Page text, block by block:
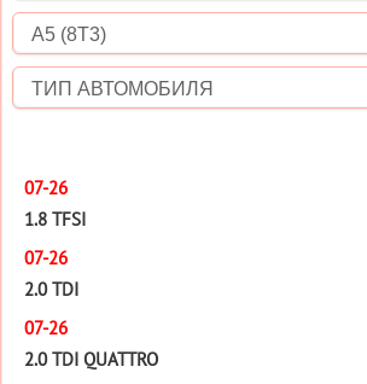
A5 (8T3)
ТИП АВТОМОБИЛЯ
07-26
1.8 TFSI
07-26
2.0 TDI
07-26
2.0 TDI QUATTRO